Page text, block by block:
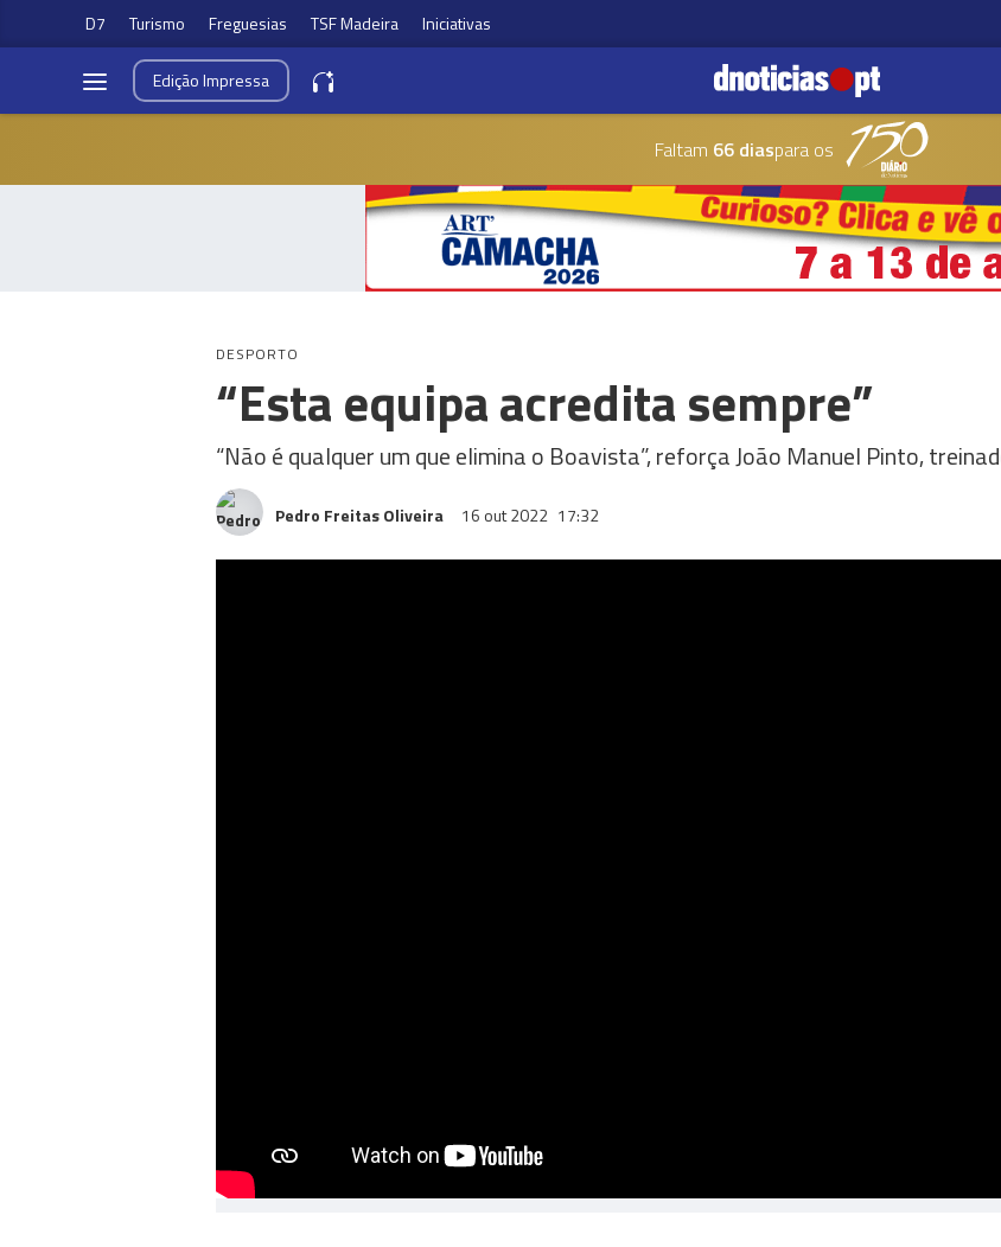
D7 Turismo Freguesias TSF Madeira Iniciativas
EdiçãoImpressa
Faltam 66 diaspara os
DESPORTO
“Esta equipa acredita sempre”
“Não é qualquer um que elimina o Boavista”, reforça João Manuel Pinto,
Pedro Freitas Oliveira 16 out 2022 17:32